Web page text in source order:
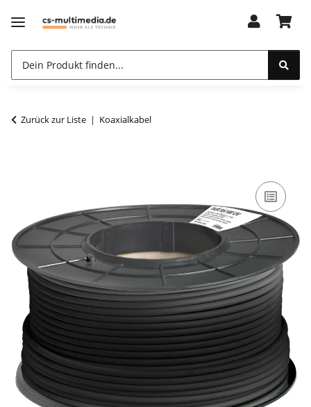
Zurück zur Liste Koaxialkabel